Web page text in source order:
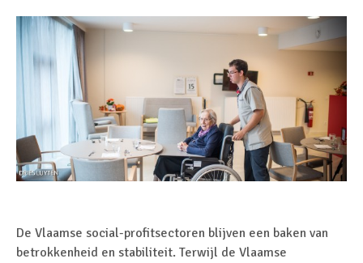
De Vlaamse social-profitsectoren blijven een baken van
betrokkenheid en stabiliteit. Terwijl de Vlaamse